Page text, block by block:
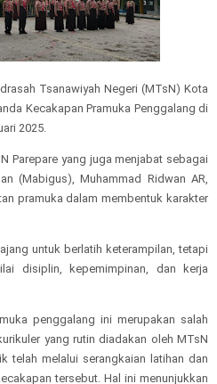
Tsanawiyah Negeri (MTsN) Kota
Kecakapan Pramuka Penggalang di
2025.
Parepare yang juga menjabat sebagai
(Mabigus), Muhammad Ridwan AR,
pramuka dalam membentuk karakter
untuk berlatih keterampilan, tetapi
disiplin, kepemimpinan, dan kerja
penggalang ini merupakan salah
yang rutin diadakan oleh MTsN
telah melalui serangkaian latihan dan
tersebut. Hal ini menunjukkan